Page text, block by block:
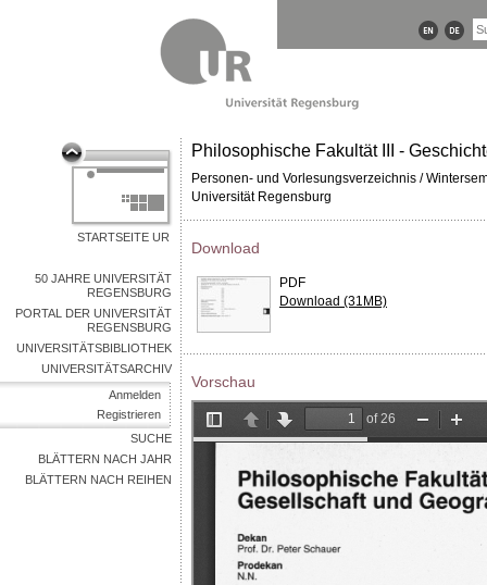
STARTSEITE UR
50 JAHRE UNIVERSITÄT
REGENSBURG
PORTAL DER UNIVERSITÄT
REGENSBURG
UNIVERSITÄTSBIBLIOTHEK
UNIVERSITÄTSARCHIV
Anmelden
Registrieren
SUCHE
BLÄTTERN NACH JAHR
BLÄTTERN NACH REIHEN
Philosophische Fakultät III -
Personen- und Vorlesungsverzeichnis /
Universität Regensburg
Download
PDF
Download (31MB)
Vorschau